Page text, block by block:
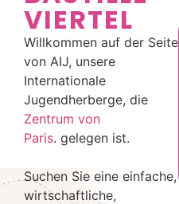
VIERTEL
Willkommen auf der Seite
von AIJ, unsere
Internationale
Jugendherberge, die
Zentrum von
Paris. gelegen ist.
Suchen Sie eine einfache,
wirtschaftliche,